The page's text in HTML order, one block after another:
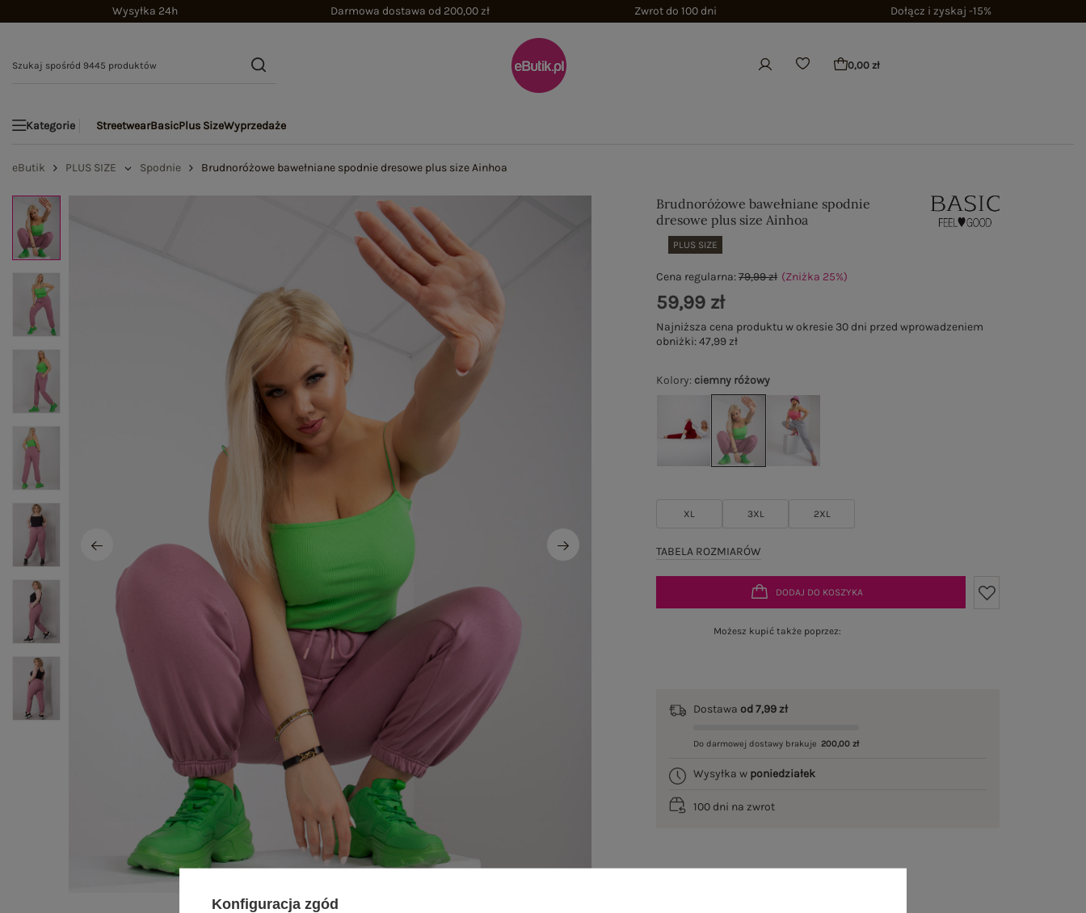
Wysyłka 24h Darmowa dostawa od 200,00 zł Zwrot do 100 dni Dołącz i zyskaj -15%
0,00 zł
Kategorie StreetwearBasicPlus SizeWyprzedaże
eButik PLUS SIZE Spodnie Brudnoróżowe bawełniane spodnie dresowe plus size Ainhoa
Brudnoróżowe bawełniane spodnie
dresowe plus size Ainhoa
PLUS SIZE
Kolory: ciemny różowy
XL 3XL 2XL
TABELA ROZMIARÓW
Cena regularna:79,99 zł (Zniżka 25%)
59,99 zł
Najniższa cena produktu w okresie 30 dni przed wprowadzeniem
obniżki:47,99 zł
DODAJ DO KOSZYKA
Możesz kupić także poprzez:
Dostawaod 7,99 zł
Do darmowej dostawy brakuje 200,00 zł
Wysyłka w poniedziałek
100 dni na zwrot
Konfiguracja zgód